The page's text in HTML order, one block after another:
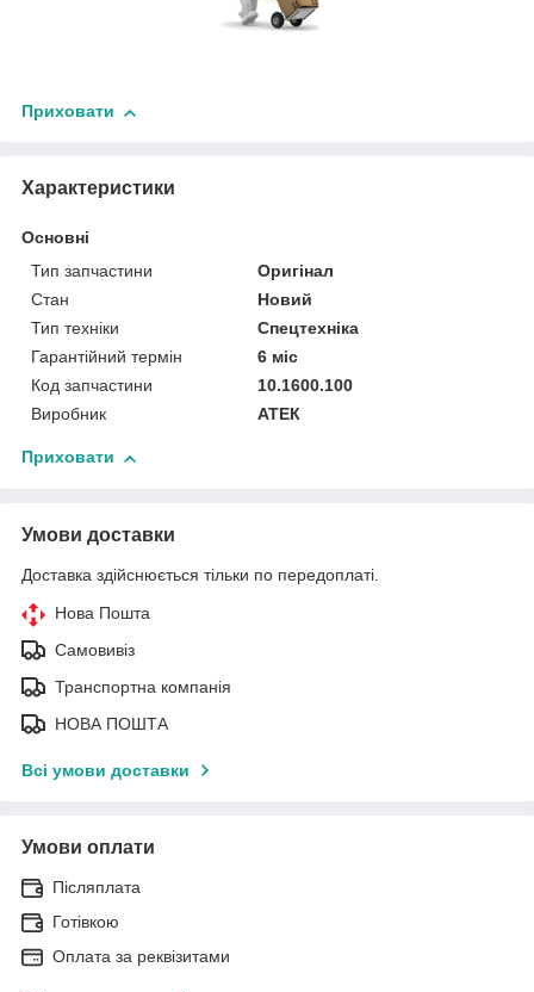
Приховати
Характеристики
Основні
Тип запчастини
Оригінал
Стан
Новий
Тип техніки
Спецтехніка
Гарантійний термін
6 міс
Код запчастини
10.1600.100
Виробник
АТЕК
Приховати
Умови доставки
Доставка здійснюється тільки по передоплаті.
Нова Пошта
Самовивіз
Транспортна компанія
НОВА ПОШТА
Всі умови доставки
Умови оплати
Післяплата
Готівкою
Оплата за реквізитами